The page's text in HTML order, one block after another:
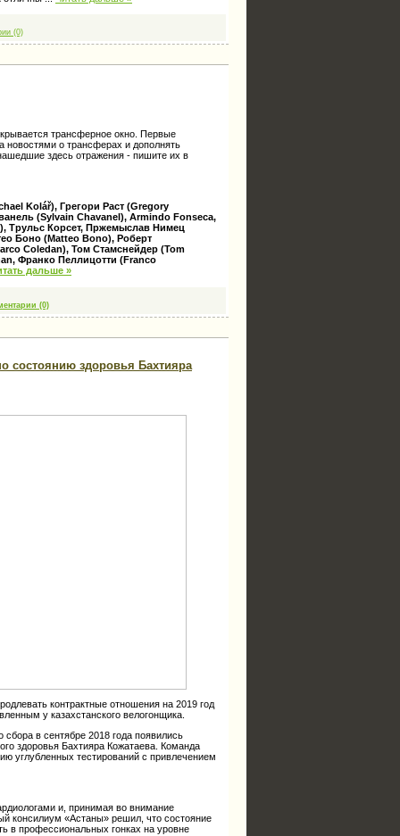
(0)
трансферное окно. Первые
новостями о трансферах и дополнять
здесь отражения - пишите их в
Kolář), Грегори Раст (Gregory
(Sylvain Chavanel), Armindo Fonseca,
Трульс Корсет, Пржемыслав Нимец
Боно (Matteo Bono), Роберт
Coledan), Том Стамснейдер (Tom
Франко Пеллицотти (Franco
дальше »
(0)
состоянию здоровья Бахтияра
контрактные отношения на 2019 год
у казахстанского велогонщика.
в сентябре 2018 года появились
здоровья Бахтияра Кожатаева. Команда
углубленных тестирований с привлечением
и, принимая во внимание
консилиум «Астаны» решил, что состояние
в профессиональных гонках на уровне